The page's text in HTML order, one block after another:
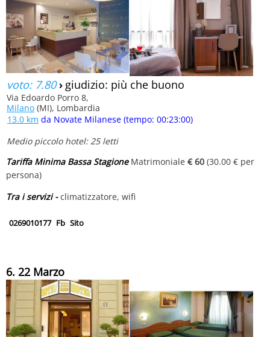
voto: 7.80› giudizio: più che buono
Via Edoardo Porro 8,
Milano (MI), Lombardia
13.0 km da Novate Milanese (tempo: 00:23:00)
Medio piccolo hotel: 25 letti
Tariffa Minima Bassa StagioneMatrimoniale € 60 (30.00 € per
persona)
Tra i servizi -climatizzatore, wifi
0269010177 Fb Sito
6. 22 Marzo